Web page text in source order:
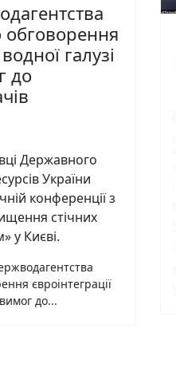
галузі
до
Державного
України
конференції з
стічних
у Києві.
євроінтеграції
до...